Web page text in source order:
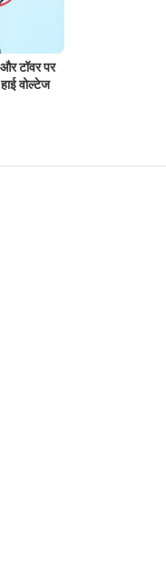
टॉवर पर
वोल्टेज